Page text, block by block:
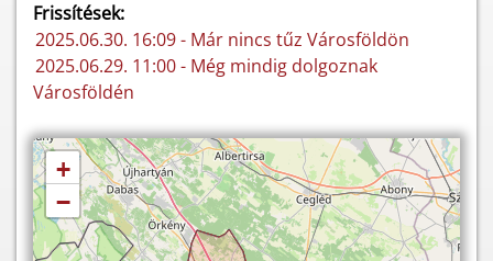
Frissítések:
2025.06.30. 16:09 - Már nincs tűz Városföldön
2025.06.29. 11:00 - Még mindig dolgoznak
Városföldén
+
−